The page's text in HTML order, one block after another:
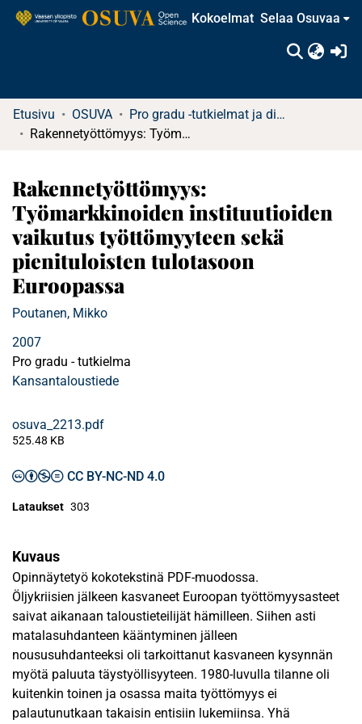
Kokoelmat Selaa Osuvaa
Etusivu OSUVA
Pro gradu -tutkielmat ja diplomityöt
Rakennetyöttömyys: Työmarkkinoiden instituutioiden vaikutus työttömyyteen sekä pienituloisten tulotasoon Euroopassa
Rakennetyöttömyys:
Työmarkkinoiden instituutioiden
vaikutus työttömyyteen sekä
pienituloisten tulotasoon
Euroopassa
Poutanen, Mikko
2007
Pro gradu - tutkielma
Kansantaloustiede
osuva_2213.pdf
525.48 KB
CC BY-NC-ND 4.0
Lataukset 303
Kuvaus
Opinnäytetyö kokotekstinä PDF-muodossa.
Öljykriisien jälkeen kasvaneet Euroopan työttömyysasteet
saivat aikanaan taloustieteilijät hämilleen. Siihen asti
matalasuhdanteen kääntyminen jälleen
noususuhdanteeksi oli tarkoittanut kasvaneen kysynnän
myötä paluuta täystyöllisyyteen. 1980-luvulla tilanne oli
kuitenkin toinen ja osassa maita työttömyys ei
palautunutkaan takaisin entisiin lukemiinsa. Yhä